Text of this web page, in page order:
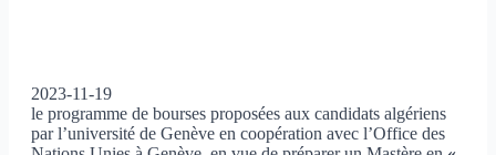
2023-11-19
le programme de bourses proposées aux candidats algériens
par l’université de Genève en coopération avec l’Office des